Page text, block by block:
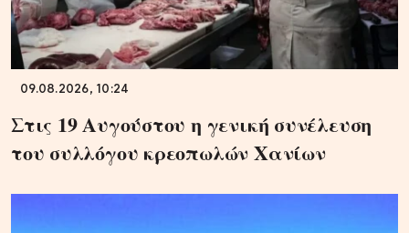
09.08.2026, 10:24
Στις 19 Αυγούστου η γενική συνέλευση
του συλλόγου κρεοπωλών Χανίων